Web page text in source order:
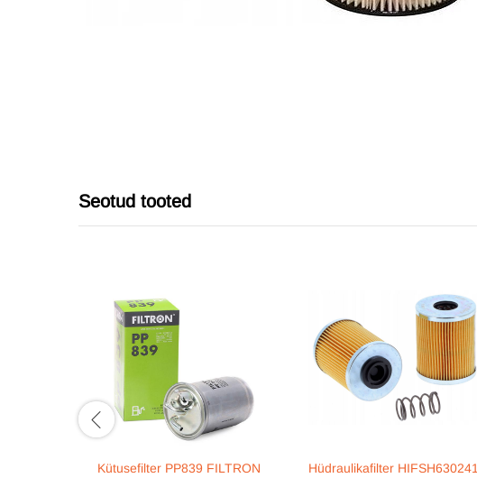
Seotud tooted
Kütusefilter PP839 FILTRON Hüdraulikafilter HIFSH630241